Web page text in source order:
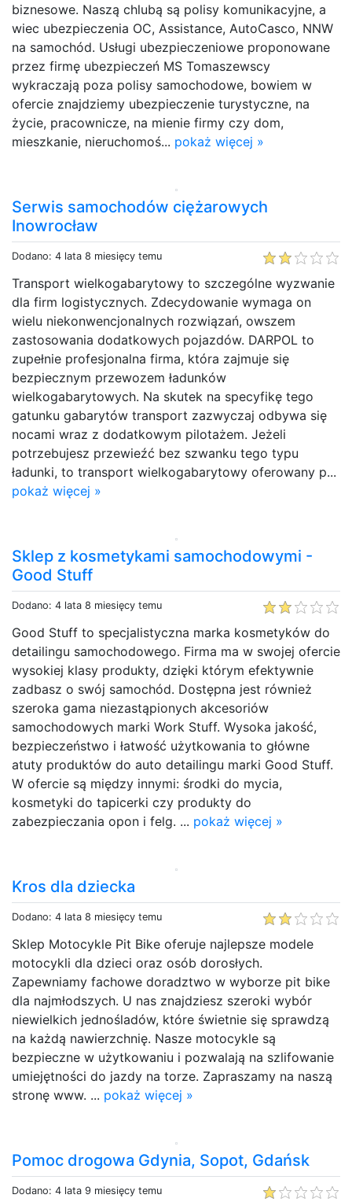
biznesowe. Naszą chlubą są polisy komunikacyjne, a
wiec ubezpieczenia OC, Assistance, AutoCasco, NNW
na samochód. Usługi ubezpieczeniowe proponowane
przez firmę ubezpieczeń MS Tomaszewscy
wykraczają poza polisy samochodowe, bowiem w
ofercie znajdziemy ubezpieczenie turystyczne, na
życie, pracownicze, na mienie firmy czy dom,
mieszkanie, nieruchomoś... pokaż więcej »
Serwis samochodów ciężarowych
Inowrocław
Dodano: 4 lata 8 miesięcy temu
Transport wielkogabarytowy to szczególne wyzwanie
dla firm logistycznych. Zdecydowanie wymaga on
wielu niekonwencjonalnych rozwiązań, owszem
zastosowania dodatkowych pojazdów. DARPOL to
zupełnie profesjonalna firma, która zajmuje się
bezpiecznym przewozem ładunków
wielkogabarytowych. Na skutek na specyfikę tego
gatunku gabarytów transport zazwyczaj odbywa się
nocami wraz z dodatkowym pilotażem. Jeżeli
potrzebujesz przewieźć bez szwanku tego typu
ładunki, to transport wielkogabarytowy oferowany p...
pokaż więcej »
Sklep z kosmetykami samochodowymi -
Good Stuff
Dodano: 4 lata 8 miesięcy temu
Good Stuff to specjalistyczna marka kosmetyków do
detailingu samochodowego. Firma ma w swojej ofercie
wysokiej klasy produkty, dzięki którym efektywnie
zadbasz o swój samochód. Dostępna jest również
szeroka gama niezastąpionych akcesoriów
samochodowych marki Work Stuff. Wysoka jakość,
bezpieczeństwo i łatwość użytkowania to główne
atuty produktów do auto detailingu marki Good Stuff.
W ofercie są między innymi: środki do mycia,
kosmetyki do tapicerki czy produkty do
zabezpieczania opon i felg. ... pokaż więcej »
Kros dla dziecka
Dodano: 4 lata 8 miesięcy temu
Sklep Motocykle Pit Bike oferuje najlepsze modele
motocykli dla dzieci oraz osób dorosłych.
Zapewniamy fachowe doradztwo w wyborze pit bike
dla najmłodszych. U nas znajdziesz szeroki wybór
niewielkich jednośladów, które świetnie się sprawdzą
na każdą nawierzchnię. Nasze motocykle są
bezpieczne w użytkowaniu i pozwalają na szlifowanie
umiejętności do jazdy na torze. Zapraszamy na naszą
stronę www. ... pokaż więcej »
Pomoc drogowa Gdynia, Sopot, Gdańsk
Dodano: 4 lata 9 miesięcy temu